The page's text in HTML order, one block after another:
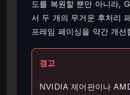
도를 복원할 뿐만 아니라,
서 두 개의 무거운 후처리
프레임 페이싱을 약간 개선
경고
NVIDIA 제어판이나